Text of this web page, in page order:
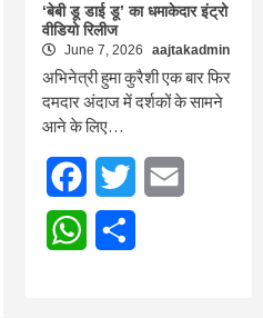
‘बेबी डू डाई डू’ का धमाकेदार इंट्रो
वीडियो रिलीज
June 7, 2026 aajtakadmin
अभिनेत्री हुमा कुरैशी एक बार फिर
दमदार अंदाज में दर्शकों के सामने
आने के लिए…
FacebookTwitter
WhatsApp